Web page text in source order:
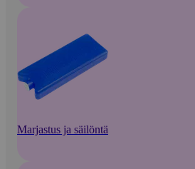
Marjastus ja säilöntä